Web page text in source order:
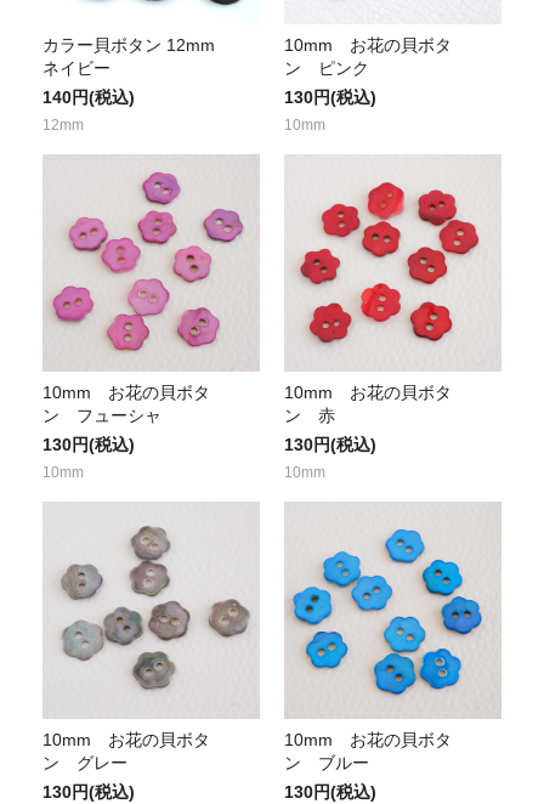
カラー貝ボタン 12mm
ネイビー
140円(税込)
12mm
10mm お花の貝ボタ
ン ピンク
130円(税込)
10mm
10mm お花の貝ボタ
ン フューシャ
130円(税込)
10mm
10mm お花の貝ボタ
ン 赤
130円(税込)
10mm
10mm お花の貝ボタ
ン グレー
130円(税込)
10mm お花の貝ボタ
ン ブルー
130円(税込)